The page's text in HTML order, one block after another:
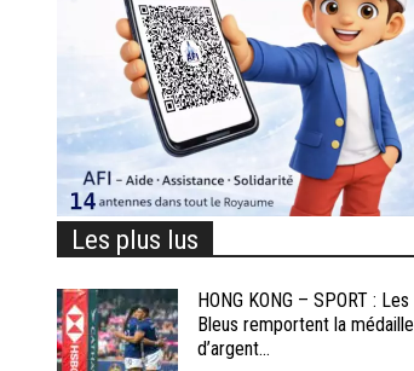
Les plus lus
HONG KONG – SPORT : Les
Bleus remportent la médaille
d’argent...